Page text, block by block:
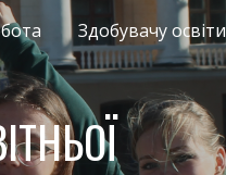
Здобувачу освіти